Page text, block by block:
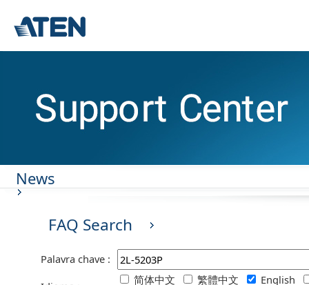
News
FAQ Search
Palavra chave :
简体中文 繁體中文
English